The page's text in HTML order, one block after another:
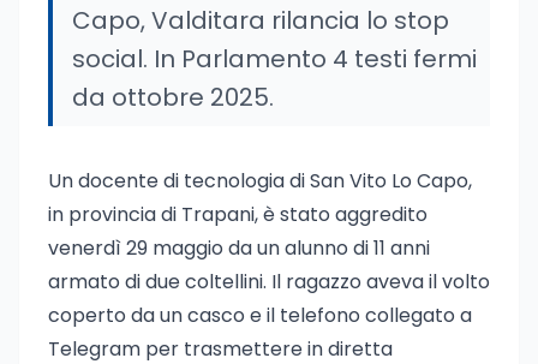
Capo, Valditara rilancia lo stop
social. In Parlamento 4 testi fermi
da ottobre 2025.
Un docente di tecnologia di San Vito Lo Capo,
in provincia di Trapani, è stato aggredito
venerdì 29 maggio da un alunno di 11 anni
armato di due coltellini. Il ragazzo aveva il volto
coperto da un casco e il telefono collegato a
Telegram per trasmettere in diretta